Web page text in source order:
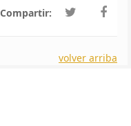
Compartir:
volver arriba